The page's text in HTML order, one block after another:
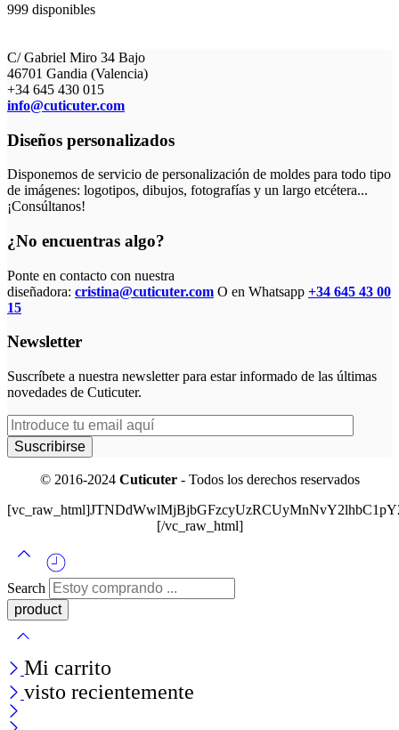
999 disponibles
C/ Gabriel Miro 34 Bajo
46701 Gandia (Valencia)
+34 645 430 015
info@cuticuter.com
Diseños personalizados
Disponemos de servicio de personalización de moldes para todo tipo
de imágenes: logotipos, dibujos, fotografías y un largo etcétera...
¡Consúltanos!
¿No encuentras algo?
Ponte en contacto con nuestra
diseñadora: cristina@cuticuter.com O en Whatsapp +34 645 43 00
15
Newsletter
Suscríbete a nuestra newsletter para estar informado de las últimas
novedades de Cuticuter.
© 2016-2024 Cuticuter- Todos los derechos reservados
[/vc_raw_html]
Search
Mi carrito
visto recientemente